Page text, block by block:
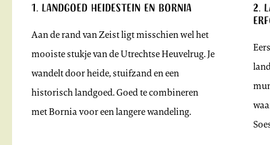
1. Landgoed Heidestein en Bornia
Aan de rand van Zeist ligt misschien wel het
mooiste stukje van de Utrechtse Heuvelrug. Je
wandelt door heide, stuifzand en een
historisch landgoed. Goed te combineren
met Bornia voor een langere wandeling.
2.